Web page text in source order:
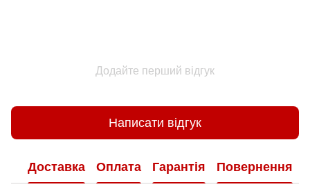
Додайте перший відгук
Написати відгук
Доставка Оплата Гарантія Повернення